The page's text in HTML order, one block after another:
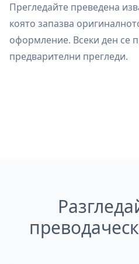
Прегледайте преведена
която запазва
оформление. Всеки ден се
предварителни прегледи.